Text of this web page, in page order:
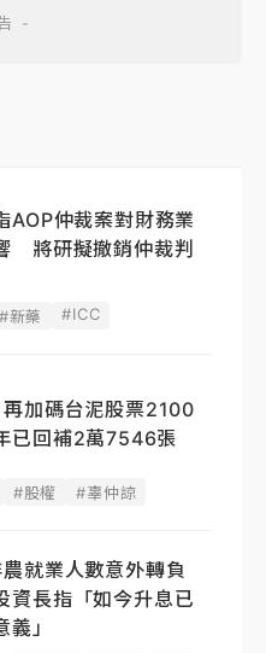
AOP仲裁案對財務業
將研擬撤銷仲裁判
#新藥 #ICC
加碼台泥股票2100
回補2萬7546張
#股權 #辜仲諒
農就業人數意外轉負
資長指「如今升息已
義」